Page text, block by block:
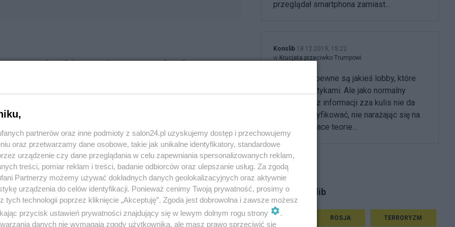
zamierza szukać
firm
się spotkanie przedstawicieli rządu z przedsiębiorcami pod nazwą
w swoim wystąpieniu przedstawił pomysł na rozwój polskich firm. A
Liberał
przeglądał smartphona zamiast...
Konslib 18.12.2019, 15:22
w Krucjata przeciwko Trumpowi
@35stan zapewne są jakieś lobby, które
stoją za politykami. Ale jako normalny
człowiek bez informacji zza kulis nie da
się je zidentyfikować, nie narażając się na
kompromitujace teorie...
Tematy Konslib
ŚWIAT ROSJA TERRORYZM
partnerów oraz inne podmioty z salon24.pl uzyskujemy dostęp i przechowujemy
oraz przetwarzamy dane osobowe, takie jak unikalne identyfikatory, standardowe
urządzenie czy dane przeglądania w celu zapewniania spersonalizowanych reklam,
treści, pomiar reklam i treści, badanie odbiorców oraz ulepszanie usług. Za zgodą
Partnerzy możemy używać dokładnych danych geolokalizacyjnych oraz aktywnie
urządzenia do celów identyfikacji. Ponieważ cenimy Twoją prywatność, prosimy o
tych technologii poprzez kliknięcie „Akceptuję”. Zgoda jest dobrowolna i zawsze możesz
przycisk ustawień prywatności znajdujący się w lewym dolnym rogu strony
.
danych nie wymagają zgody użytkownika, ale masz prawo sprzeciwić się